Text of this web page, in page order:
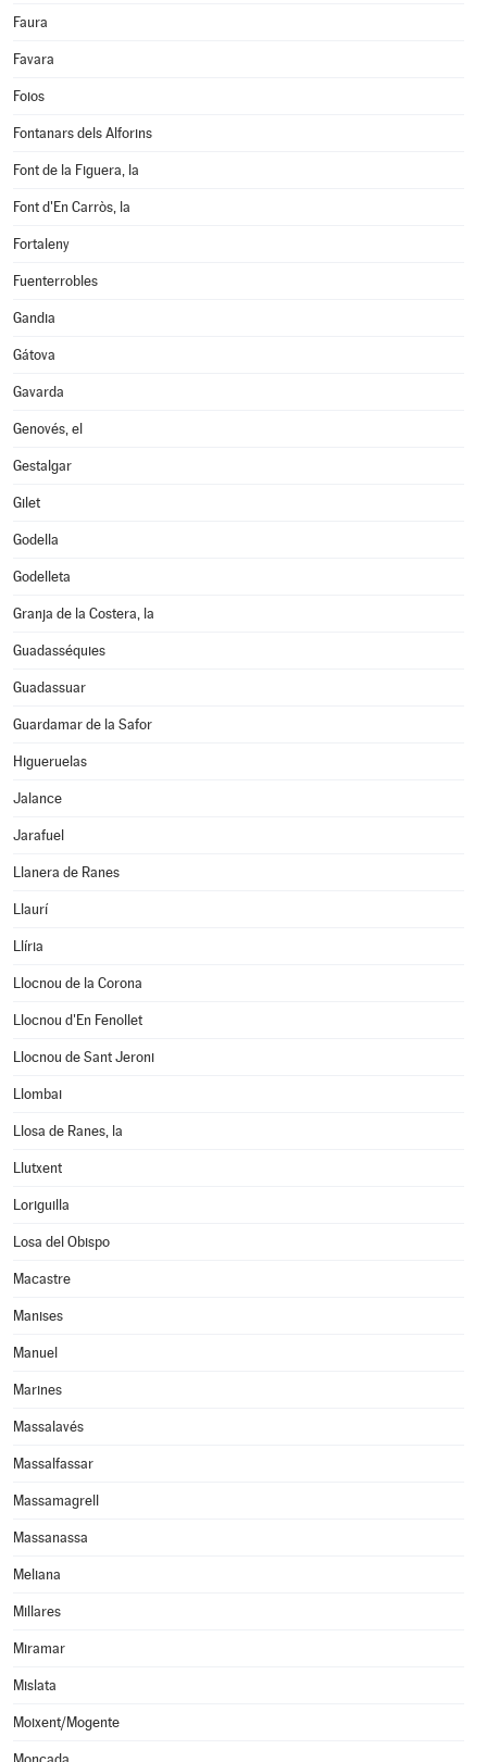
Faura
Favara
Foios
Fontanars dels Alforins
Font de la Figuera, la
Font d'En Carròs, la
Fortaleny
Fuenterrobles
Gandia
Gátova
Gavarda
Genovés, el
Gestalgar
Gilet
Godella
Godelleta
Granja de la Costera, la
Guadasséquies
Guadassuar
Guardamar de la Safor
Higueruelas
Jalance
Jarafuel
Llanera de Ranes
Llaurí
Llíria
Llocnou de la Corona
Llocnou d'En Fenollet
Llocnou de Sant Jeroni
Llombai
Llosa de Ranes, la
Llutxent
Loriguilla
Losa del Obispo
Macastre
Manises
Manuel
Marines
Massalavés
Massalfassar
Massamagrell
Massanassa
Meliana
Millares
Miramar
Mislata
Moixent/Mogente